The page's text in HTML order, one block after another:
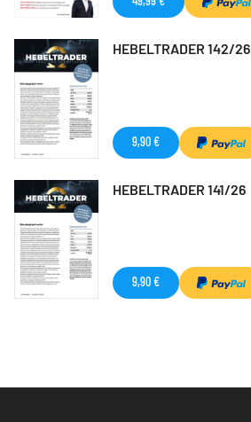
HEBELTRADER 142/26
9,90 €
HEBELTRADER 141/26
9,90 €